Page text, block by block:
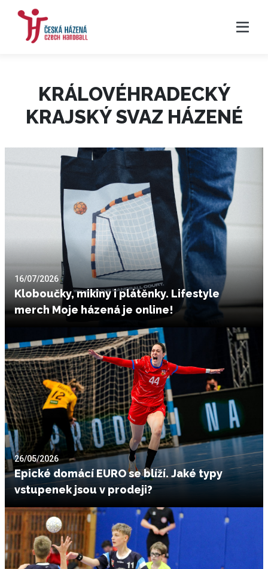
KRÁLOVÉHRADECKÝ
KRAJSKÝ SVAZ HÁZENÉ
16/07/2026
Kloboučky, mikiny i plátěnky. Lifestyle
merch Moje házená je online!
26/05/2026
Epické domácí EURO se blíží. Jaké typy
vstupenek jsou v prodeji?